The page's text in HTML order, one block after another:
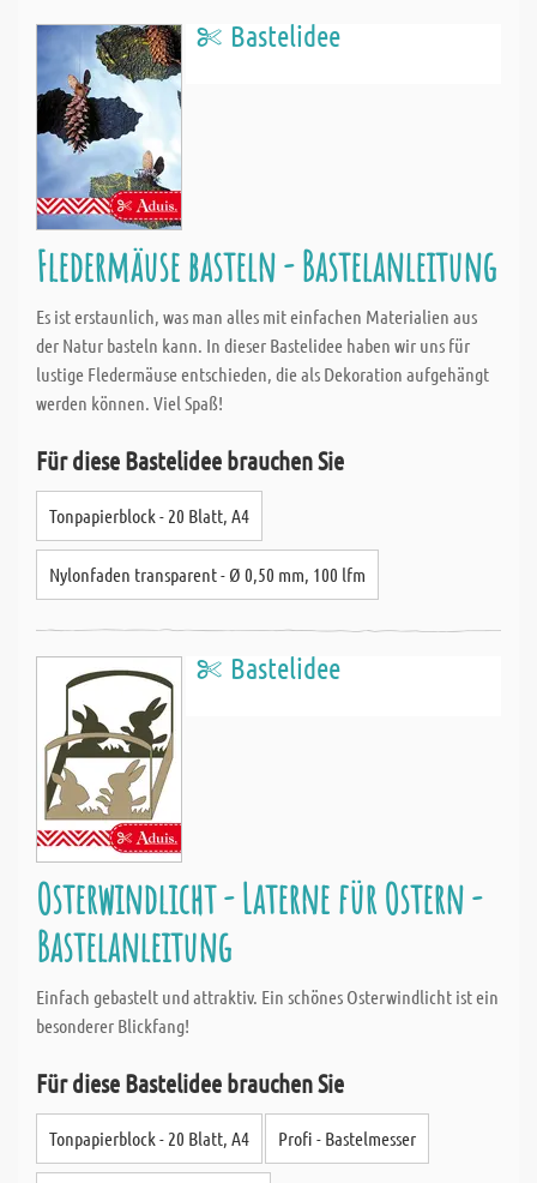
Bastelidee
Fledermäuse basteln - Bastelanleitung
Es ist erstaunlich, was man alles mit einfachen Materialien aus
der Natur basteln kann. In dieser Bastelidee haben wir uns für
lustige Fledermäuse entschieden, die als Dekoration aufgehängt
werden können. Viel Spaß!
Für diese Bastelidee brauchen Sie
Tonpapierblock - 20 Blatt, A4
Nylonfaden transparent - Ø 0,50 mm, 100 lfm
Bastelidee
Osterwindlicht - Laterne für Ostern -
Bastelanleitung
Einfach gebastelt und attraktiv. Ein schönes Osterwindlicht ist ein
besonderer Blickfang!
Für diese Bastelidee brauchen Sie
Tonpapierblock - 20 Blatt, A4 Profi - Bastelmesser